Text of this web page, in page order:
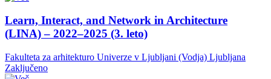
Learn, Interact, and Network in Architecture
(LINA) – 2022–2025 (3. leto)
Fakulteta za arhitekturo Univerze v Ljubljani (Vodja) Ljubljana
Zaključeno